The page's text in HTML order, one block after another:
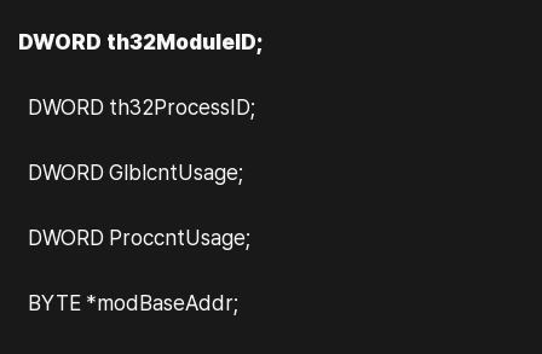
DWORD th32ModuleID;
DWORD th32ProcessID;
DWORD GlblcntUsage;
DWORD ProccntUsage;
BYTE *modBaseAddr;